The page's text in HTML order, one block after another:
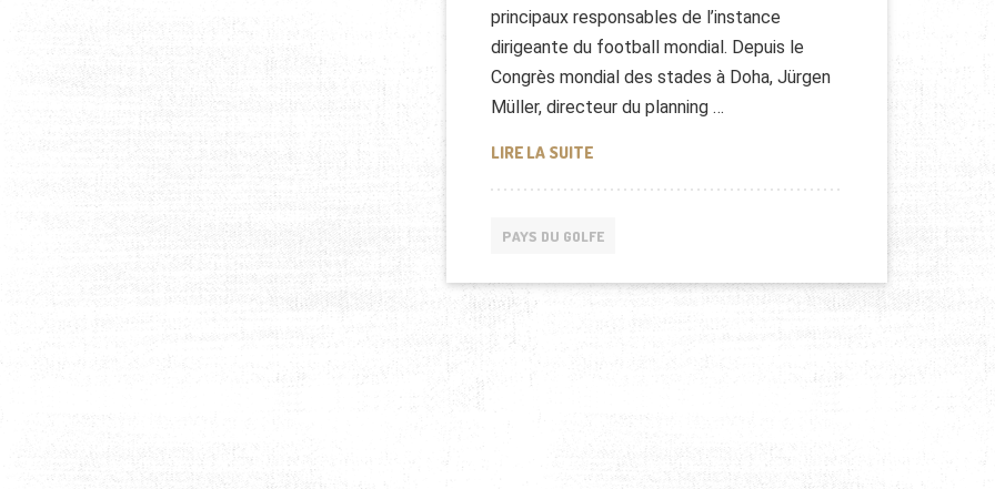
principaux responsables de l’instance
dirigeante du football mondial. Depuis le
Congrès mondial des stades à Doha, Jürgen
Müller, directeur du planning …
LIRE LA SUITELES STADES DU QATAR SONT EN BONNE VOIE
PAYS DU GOLFE